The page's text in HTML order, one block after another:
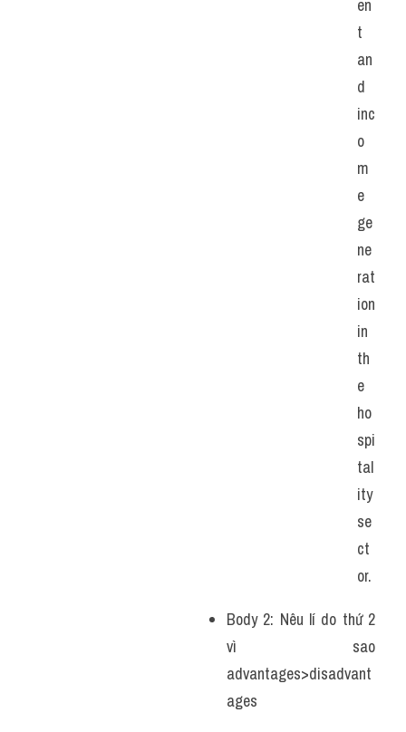
en
t
an
d
inc
o
m
e
ge
ne
rat
ion
in
th
e
ho
spi
tal
ity
se
ct
or.
Body 2: Nêu lí do thứ 2
vì sao
advantages>disadvant
ages